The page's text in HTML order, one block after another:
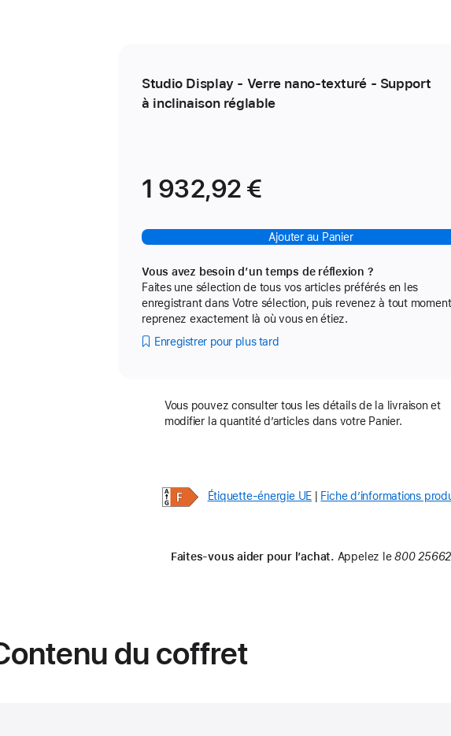
Studio Display - Verre nano‑texturé - Support
à inclinaison réglable
1 932,92 €
Ajouter au Panier
Vous avez besoin d’un temps de réflexion ?
Faites une sélection de tous vos articles préférés en les
enregistrant dans Votre sélection, puis revenez à tout
reprenez exactement là où vous en étiez.
Enregistrer pour plus tard
Vous pouvez consulter tous les détails de la livraison et
modifier la quantité d’articles dans votre Panier.
Étiquette-énergie UE Fiche d’informations
Faites-vous aider pour l’achat. Appelez le800 25662
du coffret